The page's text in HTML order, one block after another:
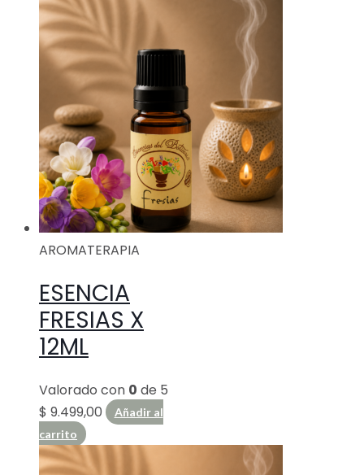
AROMATERAPIA
ESENCIA
FRESIAS X
12ML
Valorado con 0 de 5
$ 9.499,00
Añadir al
carrito